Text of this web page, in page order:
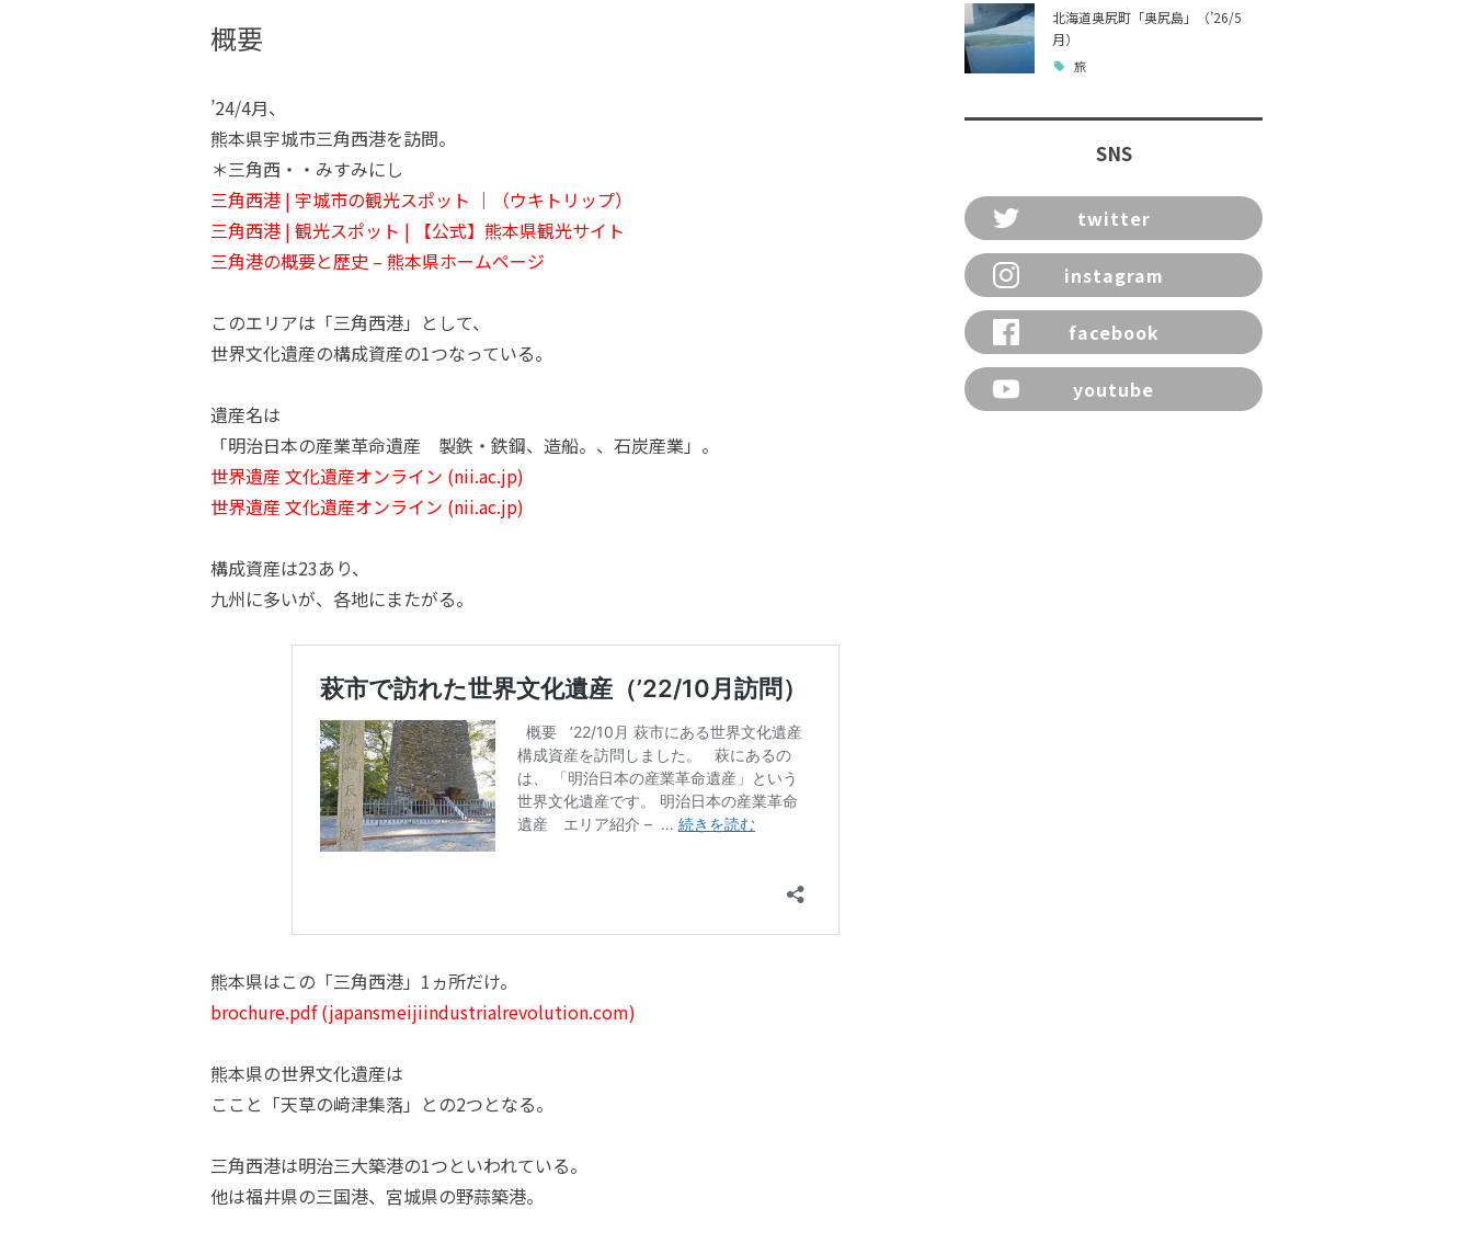
概要
’24/4月、
熊本県宇城市三角西港を訪問。
＊三角西・・みすみにし
三角西港 | 宇城市の観光スポット ｜（ウキトリップ）
三角西港 | 観光スポット | 【公式】熊本県観光サイト
三角港の概要と歴史 – 熊本県ホームページ
このエリアは「三角西港」として、
世界文化遺産の構成資産の1つなっている。
遺産名は
「明治日本の産業革命遺産 製鉄・鉄鋼、造船。、石炭産業」。
世界遺産 文化遺産オンライン (nii.ac.jp)
世界遺産 文化遺産オンライン (nii.ac.jp)
構成資産は23あり、
九州に多いが、各地にまたがる。
熊本県はこの「三角西港」1ヵ所だけ。
brochure.pdf (japansmeijiindustrialrevolution.com)
熊本県の世界文化遺産は
ここと「天草の﨑津集落」との2つとなる。
三角西港は明治三大築港の1つといわれている。
他は福井県の三国港、宮城県の野蒜築港。
北海道奥尻町「奥尻島」（’26/5
月）
旅
SNS
twitter
instagram
facebook
youtube